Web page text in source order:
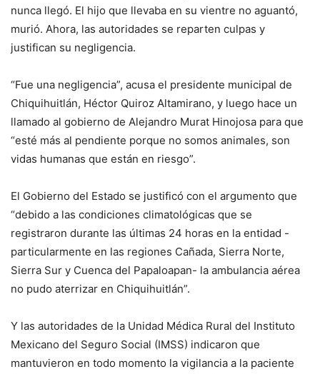
nunca llegó. El hijo que llevaba en su vientre no aguantó,
murió. Ahora, las autoridades se reparten culpas y
justifican su negligencia.
“Fue una negligencia”, acusa el presidente municipal de
Chiquihuitlán, Héctor Quiroz Altamirano, y luego hace un
llamado al gobierno de Alejandro Murat Hinojosa para que
“esté más al pendiente porque no somos animales, son
vidas humanas que están en riesgo”.
El Gobierno del Estado se justificó con el argumento que
“debido a las condiciones climatológicas que se
registraron durante las últimas 24 horas en la entidad -
particularmente en las regiones Cañada, Sierra Norte,
Sierra Sur y Cuenca del Papaloapan- la ambulancia aérea
no pudo aterrizar en Chiquihuitlán”.
Y las autoridades de la Unidad Médica Rural del Instituto
Mexicano del Seguro Social (IMSS) indicaron que
mantuvieron en todo momento la vigilancia a la paciente